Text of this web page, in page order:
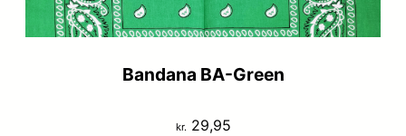
Bandana BA-Green
kr.29,95